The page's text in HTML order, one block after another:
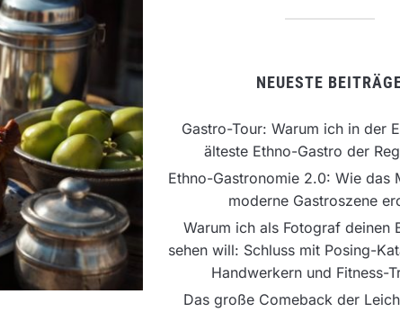
NEUESTE
Gastro-Tour: Warum ich in der
älteste Ethno-Gastro der
Ethno-Gastronomie 2.0: Wie das
moderne Gastroszene
Warum ich als Fotograf deinen
sehen will: Schluss mit Posing-
Handwerkern und Fitness-
Das große Comeback der